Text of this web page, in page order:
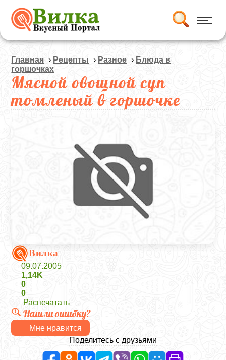
Главная › Рецепты › Разное › Блюда в
горшочках
Мясной овощной суп
томленый в горшочке
Вилка
09.07.2005
1,14K
0
0
Распечатать
Нашли ошибку?
Мне нравится
Поделитесь с друзьями